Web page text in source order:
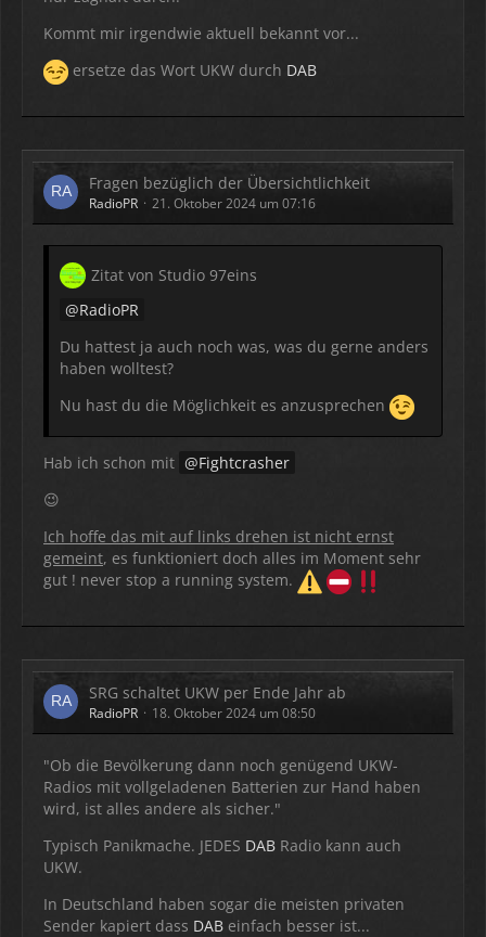
Kommt mir irgendwie aktuell bekannt vor...
ersetze das Wort UKW durch DAB
Fragen bezüglich der Übersichtlichkeit
RadioPR 21. Oktober 2024 um 07:16
Zitat von Studio 97eins
RadioPR
Du hattest ja auch noch was, was du gerne anders
haben wolltest?
Nu hast du die Möglichkeit es anzusprechen
Hab ich schon mit
Fightcrasher
😉
Ich hoffe das mit auf links drehen ist nicht ernst
gemeint, es funktioniert doch alles im Moment sehr
gut ! never stop a running system.
SRG schaltet UKW per Ende Jahr ab
RadioPR 18. Oktober 2024 um 08:50
"Ob die Bevölkerung dann noch genügend UKW-
Radios mit vollgeladenen Batterien zur Hand haben
wird, ist alles andere als sicher."
Typisch Panikmache. JEDES DAB Radio kann auch
UKW.
In Deutschland haben sogar die meisten privaten
Sender kapiert dass DAB einfach besser ist...